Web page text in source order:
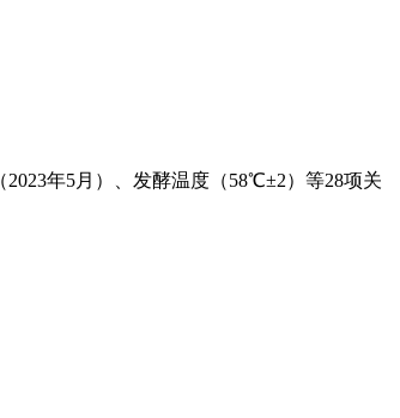
年5月）、发酵温度（58℃±2）等28项关